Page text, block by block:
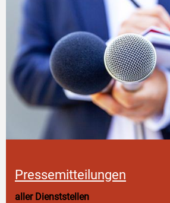
Pressemitteilungen
aller Dienststellen